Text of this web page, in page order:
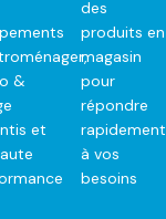
&
et
des
produits en
magasin
pour
répondre
rapidement
à vos
besoins